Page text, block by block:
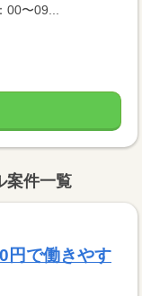
00〜09...
案件一覧
円で働きやす